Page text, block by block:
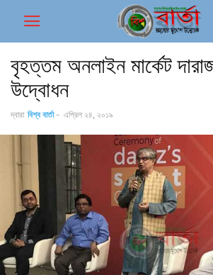
বৃহত্তম অনলাইন মার্কেট দারাজ
উদ্বোধন
দ্বারা বিশ্ব বার্তা - এপ্রিল ২৪, ২০১৯